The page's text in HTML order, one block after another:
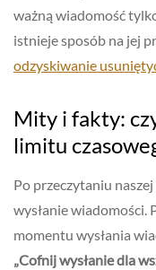
ważną wiadomość
istnieje sposób na jej
odzyskiwanie
Mity i fakty:
limitu
Po przeczytaniu
wysłanie wiadomości.
momentu wysłania
„Cofnij wysłanie dla